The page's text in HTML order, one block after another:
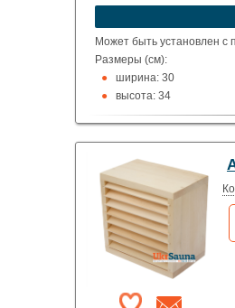
Может быть установлен с
Размеры (см):
ширина: 30
высота: 34
глубина: 8
Материал: липа, ольха,